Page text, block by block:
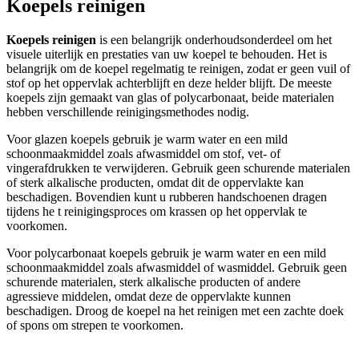
Koepels reinigen
Koepels reinigen is een belangrijk onderhoudsonderdeel om het
visuele uiterlijk en prestaties van uw koepel te behouden. Het is
belangrijk om de koepel regelmatig te reinigen, zodat er geen vuil of
stof op het oppervlak achterblijft en deze helder blijft. De meeste
koepels zijn gemaakt van glas of polycarbonaat, beide materialen
hebben verschillende reinigingsmethodes nodig.
Voor glazen koepels gebruik je warm water en een mild
schoonmaakmiddel zoals afwasmiddel om stof, vet- of
vingerafdrukken te verwijderen. Gebruik geen schurende materialen
of sterk alkalische producten, omdat dit de oppervlakte kan
beschadigen. Bovendien kunt u rubberen handschoenen dragen
tijdens he t reinigingsproces om krassen op het oppervlak te
voorkomen.
Voor polycarbonaat koepels gebruik je warm water en een mild
schoonmaakmiddel zoals afwasmiddel of wasmiddel. Gebruik geen
schurende materialen, sterk alkalische producten of andere
agressieve middelen, omdat deze de oppervlakte kunnen
beschadigen. Droog de koepel na het reinigen met een zachte doek
of spons om strepen te voorkomen.